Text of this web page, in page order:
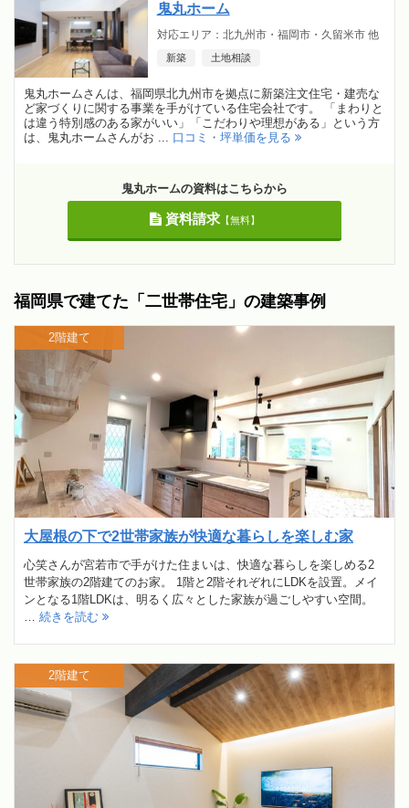
鬼丸ホーム
対応エリア：北九州市・福岡市・久留米市 他
新築 土地相談
鬼丸ホームさんは、福岡県北九州市を拠点に新築注文住宅・建売な
ど家づくりに関する事業を手がけている住宅会社です。 「まわりと
は違う特別感のある家がいい」「こだわりや理想がある」という方
は、鬼丸ホームさんがお ... 口コミ・坪単価を見る
鬼丸ホームの資料はこちらから
資料請求【無料】
福岡県で建てた「二世帯住宅」の建築事例
大屋根の下で2世帯家族が快適な暮らしを楽しむ家
心笑さんが宮若市で手がけた住まいは、快適な暮らしを楽しめる2
世帯家族の2階建てのお家。 1階と2階それぞれにLDKを設置。メイ
ンとなる1階LDKは、明るく広々とした家族が過ごしやすい空間。
続きを読む
2階建て
2階建て